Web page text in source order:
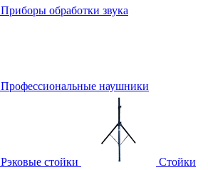
Приборы обработки звука
Профессиональные наушники
Рэковые стойки Стойки